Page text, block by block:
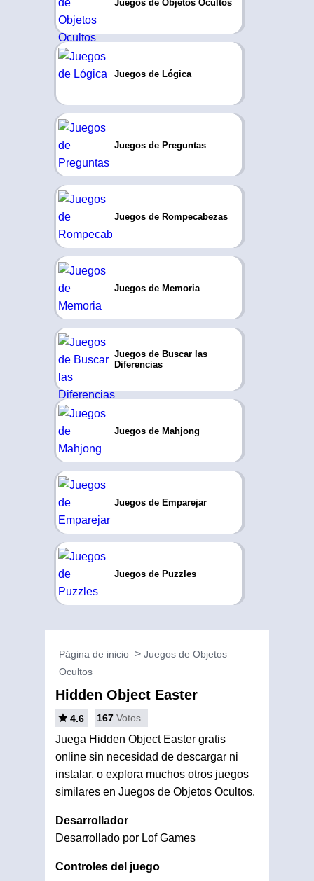
Juegos de Objetos Ocultos
Juegos de Lógica
Juegos de Preguntas
Juegos de Rompecabezas
Juegos de Memoria
Juegos de Buscar las
Diferencias
Juegos de Mahjong
Juegos de Emparejar
Juegos de Puzzles
Página de inicio
Juegos de Objetos
Ocultos
Hidden Object Easter
4.6 167 Votos
Juega Hidden Object Easter gratis
online sin necesidad de descargar ni
instalar, o explora muchos otros juegos
similares en Juegos de Objetos Ocultos.
Desarrollador
Desarrollado por Lof Games
Controles del juego